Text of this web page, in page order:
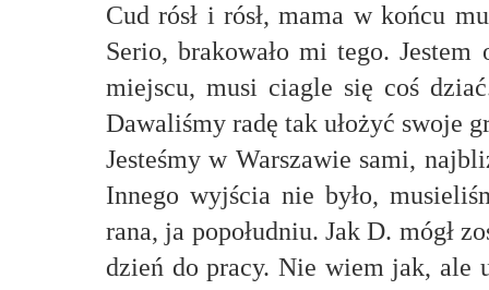
Cud rósł i rósł, mama w końcu
Serio, brakowało mi tego.
miejscu, musi ciagle się coś
Dawaliśmy radę tak ułożyć swoje
Jesteśmy w Warszawie sami,
Innego wyjścia nie było,
rana, ja popołudniu. Jak D. mógł
dzień do pracy. Nie wiem jak, ale